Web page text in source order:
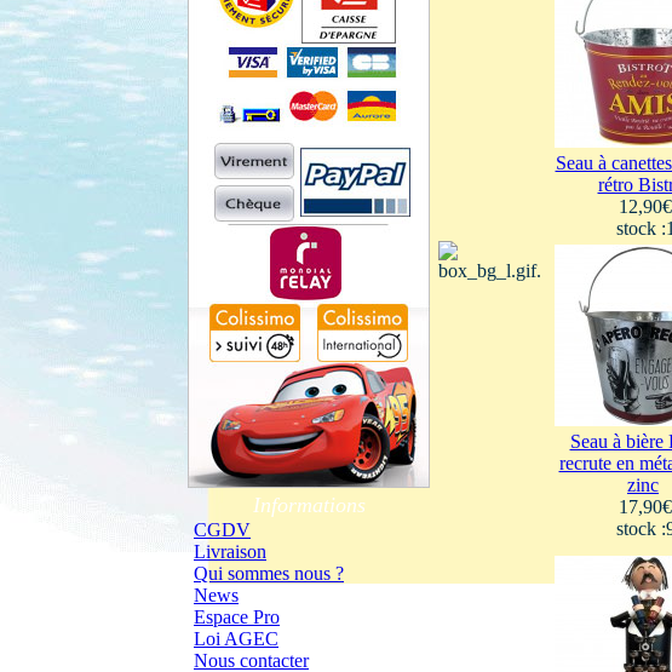
Informations
CGDV
Livraison
Qui sommes nous ?
News
Espace Pro
Loi AGEC
Nous contacter
Seau à
rétro
12,90€
stock :1
Seau à bière
recrute en
zinc
17,90€
stock